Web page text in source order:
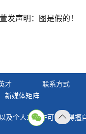
发声明：图是假的！
才
联系方式
新媒体矩阵
及个人未经许可，不得擅